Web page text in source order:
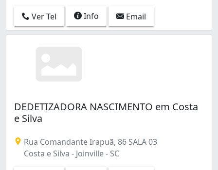
Ver Tel Info Email
DEDETIZADORA NASCIMENTO em Costa
e Silva
Rua Comandante Irapuã, 86 SALA 03
Costa e Silva - Joinville - SC